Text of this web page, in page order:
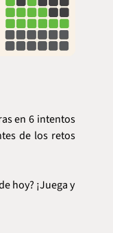
en 6 intentos
de los retos
hoy? ¡Juega y